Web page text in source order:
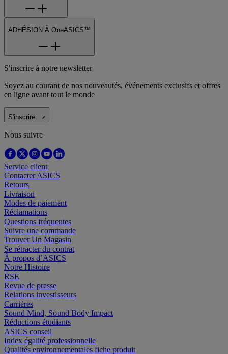
ADHÉSION À OneASICS™
S'inscrire à notre newsletter
Soyez au courant de nos nouveautés, événements exclusifs et offres
en ligne avant tout le monde
S'inscrire
Nous suivre
Service client
Contacter ASICS
Retours
Livraison
Modes de paiement
Réclamations
Questions fréquentes
Suivre une commande
Trouver Un Magasin
Se rétracter du contrat
À propos d’ASICS
Notre Histoire
RSE
Revue de presse
Relations investisseurs
Carrières
Sound Mind, Sound Body Impact
Réductions étudiants
ASICS conseil
Index égalité professionnelle
Qualités environnementales fiche produit